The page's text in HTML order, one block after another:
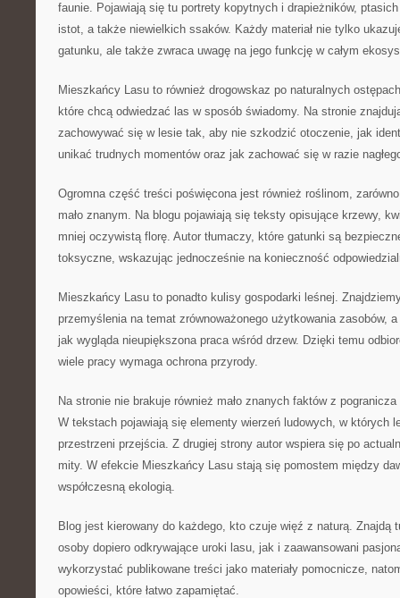
faunie. Pojawiają się tu portrety kopytnych i drapieżników,
istot, a także niewielkich ssaków. Każdy materiał nie tylko
gatunku, ale także zwraca uwagę na jego funkcję w całym
Mieszkańcy Lasu to również drogowskaz po naturalnych
które chcą odwiedzać las w sposób świadomy. Na stronie
zachowywać się w lesie tak, aby nie szkodzić otoczenie, jak
unikać trudnych momentów oraz jak zachować się w razie
Ogromna część treści poświęcona jest również roślinom,
mało znanym. Na blogu pojawiają się teksty opisujące krzewy,
mniej oczywistą florę. Autor tłumaczy, które gatunki są
toksyczne, wskazując jednocześnie na konieczność
Mieszkańcy Lasu to ponadto kulisy gospodarki leśnej.
przemyślenia na temat zrównoważonego użytkowania zasobów,
jak wygląda nieupiększona praca wśród drzew. Dzięki temu
wiele pracy wymaga ochrona przyrody.
Na stronie nie brakuje również mało znanych faktów z
W tekstach pojawiają się elementy wierzeń ludowych, w których
przestrzeni przejścia. Z drugiej strony autor wspiera się po
mity. W efekcie Mieszkańcy Lasu stają się pomostem między
współczesną ekologią.
Blog jest kierowany do każdego, kto czuje więź z naturą. Znajdą
osoby dopiero odkrywające uroki lasu, jak i zaawansowani
wykorzystać publikowane treści jako materiały pomocnicze,
opowieści, które łatwo zapamiętać.